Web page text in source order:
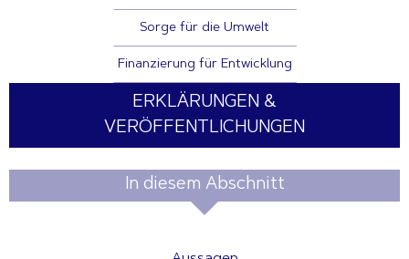
Sorge für die Umwelt
Finanzierung für Entwicklung
ERKLÄRUNGEN &
VERÖFFENTLICHUNGEN
In diesem Abschnitt